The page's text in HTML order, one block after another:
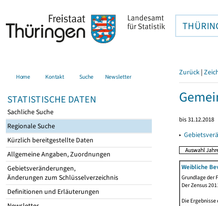
Home Kontakt Suche Newsletter
STATISTISCHE DATEN
Sachliche Suche
Regionale Suche
Kürzlich bereitgestellte Daten
Allgemeine Angaben, Zuordnungen
Gebietsveränderungen,
Änderungen zum Schlüsselverzeichnis
Definitionen und Erläuterungen
Zurück |
bis 31.12.2018
▸
Weibliche
Grundlage der
Der Zensus
Die